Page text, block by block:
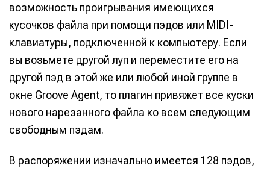
возможность проигрывания имеющихся
кусочков файла при помощи пэдов или MIDI-
клавиатуры, подключенной к компьютеру. Если
вы возьмете другой луп и переместите его на
другой пэд в этой же или любой иной группе в
окне Groove Agent, то плагин привяжет все куски
нового нарезанного файла ко всем следующим
свободным пэдам.
В распоряжении изначально имеется 128 пэдов,